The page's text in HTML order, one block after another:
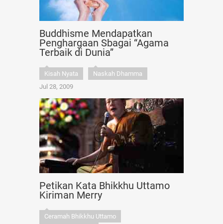
Buddhisme Mendapatkan
Penghargaan Sbagai “Agama
Terbaik di Dunia”
Kisah Nyata
Naskah Dhamma
Jul 28, 2009
Petikan Kata Bhikkhu Uttamo
Kiriman Merry
Ceramah Bhikkhu Uttamo